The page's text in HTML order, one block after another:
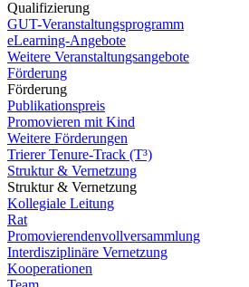
Qualifizierung
GUT-Veranstaltungsprogramm
eLearning-Angebote
Weitere Veranstaltungsangebote
Förderung
Förderung
Publikationspreis
Promovieren mit Kind
Weitere Förderungen
Trierer Tenure-Track (T³)
Struktur & Vernetzung
Struktur & Vernetzung
Kollegiale Leitung
Rat
Promovierendenvollversammlung
Interdisziplinäre Vernetzung
Kooperationen